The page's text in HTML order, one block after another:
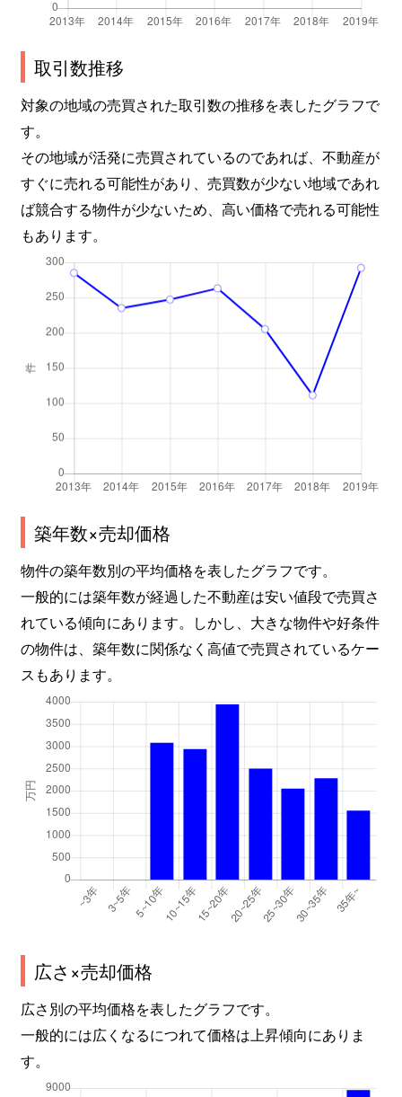
若葉台 1,300万円 北鈴蘭台 徒歩2分
取引数推移
対象の地域の売買された取引数の推移を表したグラフで
す。
その地域が活発に売買されているのであれば、不動産が
すぐに売れる可能性があり、売買数が少ない地域であれ
ば競合する物件が少ないため、高い価格で売れる可能性
もあります。
築年数×売却価格
物件の築年数別の平均価格を表したグラフです。
一般的には築年数が経過した不動産は安い値段で売買さ
れている傾向にあります。しかし、大きな物件や好条件
の物件は、築年数に関係なく高値で売買されているケー
スもあります。
広さ×売却価格
広さ別の平均価格を表したグラフです。
一般的には広くなるにつれて価格は上昇傾向にありま
す。